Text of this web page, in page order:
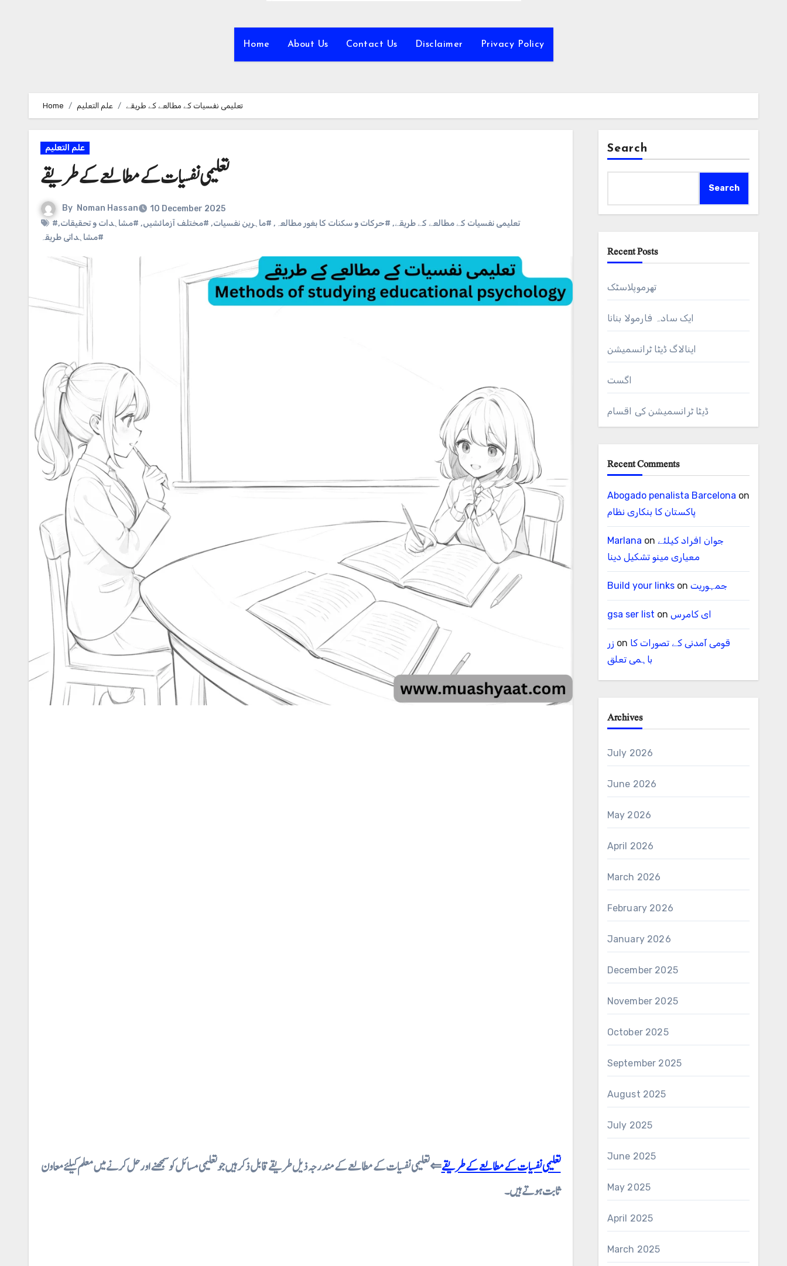
Home About Us Contact Us Disclaimer Privacy Policy
Home علم التعلیم تعلیمی نفسیات کے مطالعے کے طریقے
علم التعلیم
تعلیمی نفسیات کے مطالعے کے طریقے
By Noman Hassan
10 December 2025
#تعلیمی نفسیات کے مطالعے کے طریقے, #حرکات و سکنات کا بغور مطالعہ , #ماہرین نفسیات, #مختلف آزمائشیں, #مشاہدات و تحقیقات,
#مشاہداتی طریقہ
تعلیمی نفسیات کے مطالعے کے طریقے⇐ تعلیمی نفسیات کے مطالعے کے مندرجہ ذیل طریقے قابل ذکر ہیں جو تعلیمی مسائل کو سمجھنےاور حل کرنے میں معلم کیلئے معاون
ثابت ہوتے ہیں۔
Search
Search
Recent Posts
تھرموپلاسٹک
ایک سادہ فارمولا بنانا
اینالاگ ڈیٹا ٹرانسمیشن
اگست
ڈیٹا ٹرانسمیشن کی اقسام
Recent Comments
Abogado penalista Barcelona on
پاکستان کا بنکاری نظام
Marlana on جوان افراد کیلئے
معیاری مینو تشکیل دینا
Build your linkson جمہوریت
gsa ser list on ای کامرس
زر on قومی آمدنی کے تصورات کا
باہمی تعلق
Archives
July 2026
June 2026
May 2026
April 2026
March 2026
February 2026
January 2026
December 2025
November 2025
October 2025
September 2025
August 2025
July 2025
June 2025
May 2025
April 2025
March 2025